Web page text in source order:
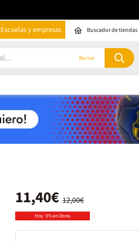
Escuelas y empresas Buscador de tiendas
Borrar
12,00€
11,40€
Hoy -5% en libros